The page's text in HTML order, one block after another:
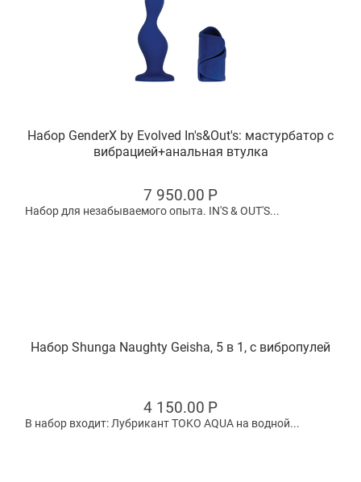
Набор GenderX by Evolved In's&Out's: мастурбатор с
вибрацией+анальная втулка
7 950.00 Р
Набор для незабываемого опыта. IN'S & OUT'S...
Набор Shunga Naughty Geisha, 5 в 1, с вибропулей
4 150.00 Р
В набор входит: Лубрикант TOKO AQUA на водной...